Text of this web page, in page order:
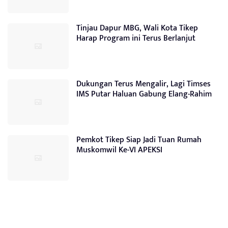
Tinjau Dapur MBG, Wali Kota Tikep
Harap Program ini Terus Berlanjut
Dukungan Terus Mengalir, Lagi Timses
IMS Putar Haluan Gabung Elang-Rahim
Pemkot Tikep Siap Jadi Tuan Rumah
Muskomwil Ke-VI APEKSI